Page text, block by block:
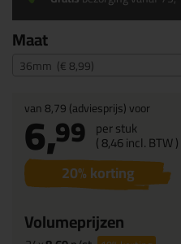
Maat
36mm (€ 8,99)
van8,79(adviesprijs) voor
6,99 per stuk
(8,46incl. BTW )
20% korting
Volumeprijzen